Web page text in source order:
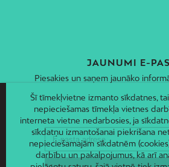
JAUNUMI E-
Piesakies un saņem jaunāko
Šī tīmekļvietne izmanto sīkdatnes,
nepieciešamas tīmekļa vietnes
interneta vietne nedarbosies, ja
sīkdatņu izmantošanai piekrišana
nepieciešamajām sīkdatnēm
darbību un pakalpojumus, kā arī